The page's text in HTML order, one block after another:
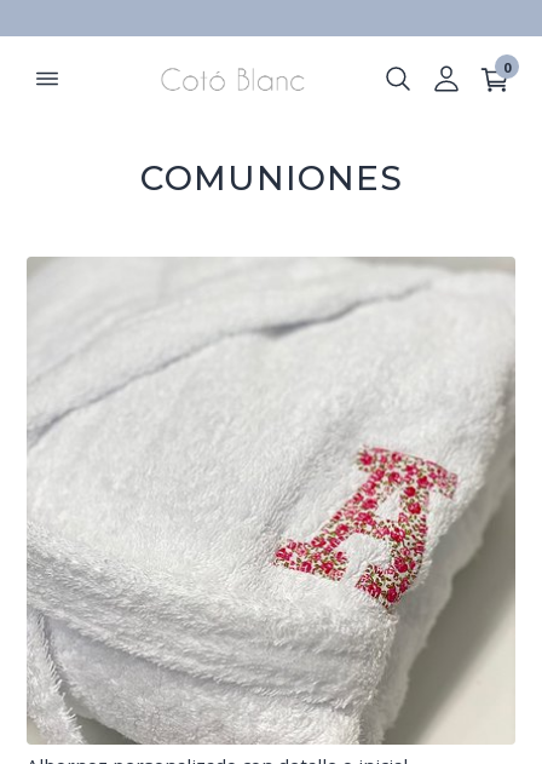
0
ELIMINAR
COMUNIONES